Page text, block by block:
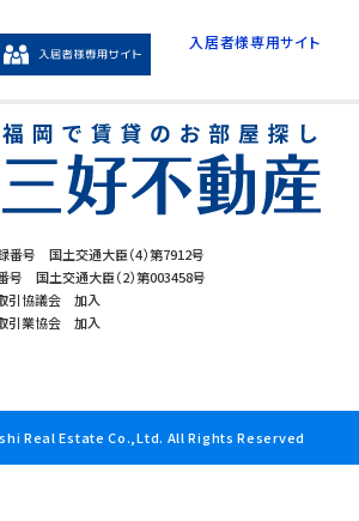
番号 国土交通大臣（4）第7912号
号 国土交通大臣（2）第003458号
取引協議会 加入
取引業協会 加入
入居者様専用サイト
Real Estate Co.,Ltd. All Rights Reserved